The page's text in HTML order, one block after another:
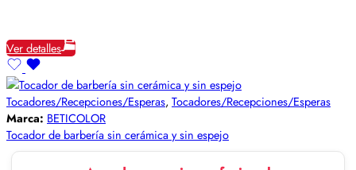
Ver detalles
Tocadores/Recepciones/Esperas, Tocadores/Recepciones/Esperas
Marca: BETICOLOR
Tocador de barbería sin cerámica y sin espejo